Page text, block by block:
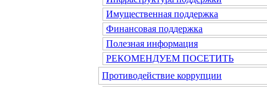
Имущественная поддержка
Финансовая поддержка
Полезная информация
РЕКОМЕНДУЕМ ПОСЕТИТЬ
Противодействие коррупции